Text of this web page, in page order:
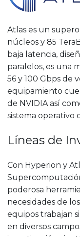
Atlas es un
núcleos y 85
baja latencia,
paralelos, es una
56 y 100 Gbps de
equipamiento
de NVIDIA así
sistema operativo
Líneas de
Con Hyperion y
poderosa
necesidades de
equipos trabajan
en diversos